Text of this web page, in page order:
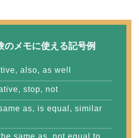
のメモに使える記号例
also, as well
stop, not
as, is equal, similar